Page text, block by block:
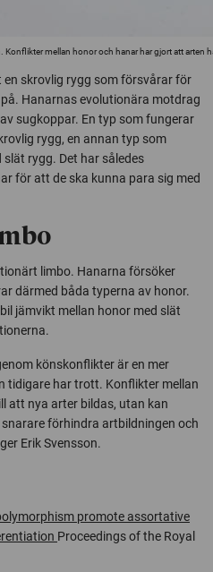
mellan honor och hanar har gjort att arten
skrovlig rygg som försvårar för
Hanarnas evolutionära motdrag
sugkoppar. En typ som fungerar
rygg, en annan typ som
rygg. Det har således
för att de ska kunna para sig med
limbo. Hanarna försöker
därmed båda typerna av honor.
jämvikt mellan honor med slät
könskonflikter är en mer
tidigare har trott. Konflikter mellan
att nya arter bildas, utan kan
förhindra artbildningen och
Erik Svensson.
promote assortative
Proceedings of the Royal